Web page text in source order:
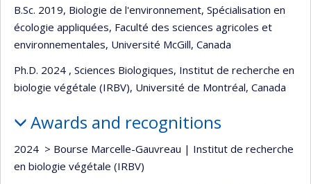
B.Sc. 2019, Biologie de l'environnement, Spécialisation en
écologie appliquées, Faculté des sciences agricoles et
environnementales, Université McGill, Canada
Ph.D. 2024 , Sciences Biologiques, Institut de recherche en
biologie végétale (IRBV), Université de Montréal, Canada
Awards and recognitions
2024 ­ > Bourse Marcelle-Gauvreau | Institut de recherche
en biologie végétale (IRBV)